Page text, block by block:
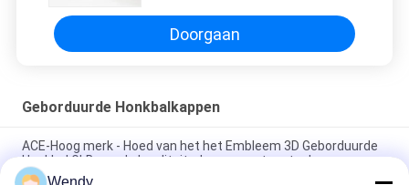
Doorgaan
Geborduurde Honkbalkappen
ACE-Hoog merk - Hoed van het het Embleem 3D Geborduurde
Honkbal GLB van de kwaliteitsdouane met metaalgesp
Wendy